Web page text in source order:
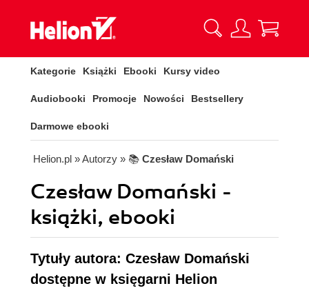
Kategorie Książki Ebooki Kursy video
Audiobooki Promocje Nowości Bestsellery
Darmowe ebooki
Helion.pl » Autorzy » 📚 Czesław Domański
Czesław Domański -
książki, ebooki
Tytuły autora: Czesław Domański
dostępne w księgarni Helion